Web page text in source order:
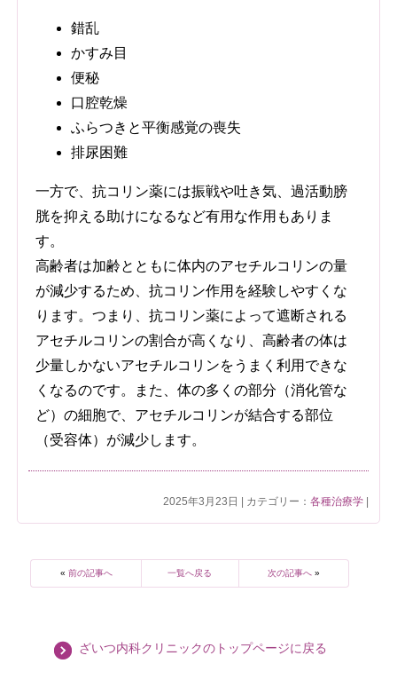
錯乱
かすみ目
便秘
口腔乾燥
ふらつきと平衡感覚の喪失
排尿困難
一方で、抗コリン薬には振戦や吐き気、過活動膀
胱を抑える助けになるなど有用な作用もありま
す。
高齢者は加齢とともに体内のアセチルコリンの量
が減少するため、抗コリン作用を経験しやすくな
ります。つまり、抗コリン薬によって遮断される
アセチルコリンの割合が高くなり、高齢者の体は
少量しかないアセチルコリンをうまく利用できな
くなるのです。また、体の多くの部分（消化管な
ど）の細胞で、アセチルコリンが結合する部位
（受容体）が減少します。
2025年3月23日 | カテゴリー： 各種治療学|
« 前の記事へ 一覧へ戻る 次の記事へ»
ざいつ内科クリニックのトップページに戻る